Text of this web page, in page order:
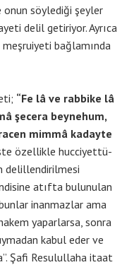
onun söylediği şeyler
delil getiriyor. Ayrıca
bağlamında
“Fe lâ ve rabbike lâ
şecera beynehum,
mimmâ kadayte
özellikle hucciyettü-
delillendirilmesi
atıfta bulunulan
inanmazlar ama
yaparlarsa, sonra
kabul eder ve
Şafi Resulullaha itaat